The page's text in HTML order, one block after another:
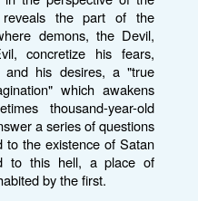
the part of the
demons, the Devil,
concretize his fears,
and his desires, a "true
which awakens
thousand-year-old
a series of questions
to the existence of Satan
to this hell, a place of
by the first.